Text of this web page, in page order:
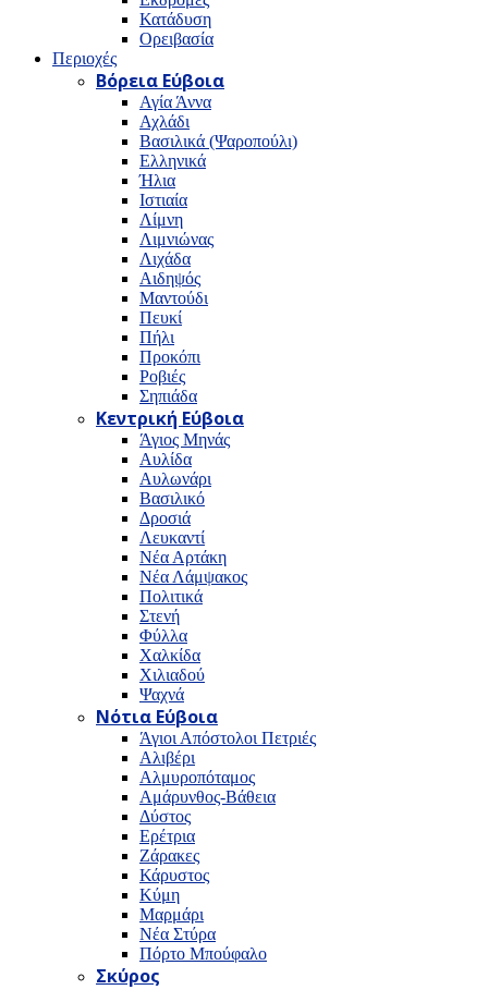
Κατάδυση
Ορειβασία
Περιοχές
Βόρεια Εύβοια
Αγία Άννα
Αχλάδι
Βασιλικά (Ψαροπούλι)
Ελληνικά
Ήλια
Ιστιαία
Λίμνη
Λιμνιώνας
Λιχάδα
Αιδηψός
Μαντούδι
Πευκί
Πήλι
Προκόπι
Ροβιές
Σηπιάδα
Κεντρική Εύβοια
Άγιος Μηνάς
Αυλίδα
Αυλωνάρι
Βασιλικό
Δροσιά
Λευκαντί
Νέα Αρτάκη
Νέα Λάμψακος
Πολιτικά
Στενή
Φύλλα
Χαλκίδα
Χιλιαδού
Ψαχνά
Νότια Εύβοια
Άγιοι Απόστολοι Πετριές
Αλιβέρι
Αλμυροπόταμος
Αμάρυνθος-Βάθεια
Δύστος
Ερέτρια
Ζάρακες
Κάρυστος
Κύμη
Μαρμάρι
Νέα Στύρα
Πόρτο Μπούφαλο
Σκύρος